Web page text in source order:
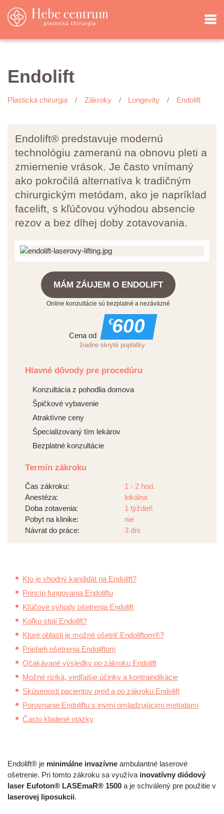
Endolift
Plastická chirurgia Zákroky Longevity Endolift
Endolift® predstavuje modernú
technológiu zameranú na obnovu pleti a
zmiernenie vrások. Je často vnímaný
ako pokročilá alternatíva k tradičným
chirurgickým metódam, ako je napríklad
facelift, s kľúčovou výhodou absencie
rezov a bez dlhej doby zotavovania.
MÁM ZÁUJEM O ENDOLIFT
Online konzultácie sú bezplatné a nezáväzné
Cena od
€600
žiadne skryté poplatky
Hlavné dôvody pre procedúru
Konzultácia z pohodlia domova
Špičkové vybavenie
Atraktívne ceny
Špecializovaný tím lekárov
Bezplatné konzultácie
Termín zákroku
Čas zákroku:
1 - 2 hod.
Anestéza:
lokálna
Doba zotavenia:
1 týždeň
Pobyt na klinike:
nie
Návrat do práce:
3 dni
Kto je vhodný kandidát na Endolift?
Princíp fungovania Endoliftu
Kľúčové výhody ošetrenia Endolift
Koľko stojí Endolift?
Ktoré oblasti je možné ošetriť Endoliftom®?
Priebeh ošetrenia Endoliftom
Očakávané výsledky po zákroku Endolift
Možné riziká, vedľajšie účinky a kontraindikácie
Skúsenosti pacientov pred a po zákroku Endolift
Porovnanie Endoliftu s inými omladzujúcimi metódami
Často kladené otázky
Endolift® je minimálne invazívne ambulantné laserové
ošetrenie. Pri tomto zákroku sa využíva inovatívny diódový
laser Eufoton® LASEmaR® 1500 a je schválený pre použitie v
laserovej liposukcii.